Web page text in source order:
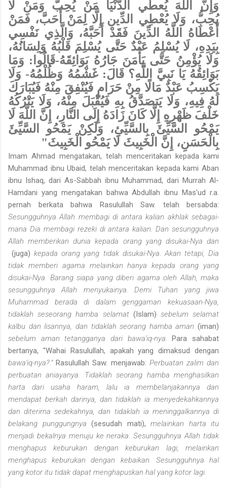
وَإِنَّ اللَّهَ يُعطي الدُّنْيَا مَنْ يُحِبّ وَمَنْ لَا
يُحِبُّ، وَلَا يُعْطِي الدِّين إِلَّا لِمَنْ أَحَبَّ، فَمَنْ
أَعْطَاهُ اللَّهُ الدِّينَ فَقَدْ أَحَبَّهُ، وَالَّذِي نَفْسِي
بِيَدِهِ، لَا يُسْلِمُ عَبْدٌ حَتَّى يُسْلِمَ قَلْبُهُ وَلِسَانُهُ،
وَلَا يُؤْمِنُ حَتَّى يَأْمَنَ جَارُهُ بَوَائِقَهُ-قَالُوا: وَمَا
بَوَائِقُهُ يَا نَبِيَّ اللَّهِ؟ قَالَ: غَشْمُهُ وَظُلْمُهُ- وَلَا
يَكْسِبُ عَبْدٌ مَالًا مِنْ حَرَامٍ فَيُنْفِقَ مِنْهُ فَيُبَارَكَ
لَهُ فِيهِ، وَلَا يَتصَدَّقُ بِهِ فَيُقْبَلَ مِنْهُ، وَلَا يَتْرُكُهُ
خَلْفَ ظَهْرِهِ إِلَّا كَانَ زَادَهُ إِلَى النَّارِ، إِنَّ اللَّهَ لَا
يَمْحُو السَّيِّئَ بِالسَّيِّئِ، وَلَكِنْ يَمْحُو السَّيِّئَ
بِالْحَسَنِ، إِنَّ الْخَبِيثَ لَا يَمْحُو الْخَبِيثَ"
Imam Ahmad mengatakan, telah menceritakan kepada kami
Muhammad ibnu Ubaid, telah menceritakan kepada kami Aban
ibnu Ishaq, dari As-Sabbah ibnu Muhammad, dari Murrah Al-
Hamdani yang mengatakan bahwa Abdullah ibnu Mas'ud r.a.
pernah berkata bahwa Rasulullah Saw. telah bersabda:
Sesungguhnya Allah membagi di antara kalian akhlak sebagai­
mana Dia membagi rezeki di antara kalian. Dan sesungguhnya
Allah memberikan dunia kepada orang yang disukai-Nya dan
(juga)kepada orang yang tidak disukai-Nya. Akan tetapi, Dia
tidak memberi agama melainkan hanya kepada orang yang
disukai-Nya. Barang siapa yang diberi agama oleh Allah, maka
sesungguhnya Allah menyukainya. Demi Tuhan yang jiwa
Muhammad berada di dalam genggaman kekuasaan-Nya,
tidaklah seseorang hamba selamat (Islam) sebelum selamat
kalbu dan lisannya, dan tidaklah seorang hamba aman (iman)
sebelum aman tetangganya dari bawa'iq-nya.Para sahabat
bertanya, "Wahai Rasulullah, apakah yang dimaksud dengan
bawa'iq-nya?."Rasulullah Saw. menjawab: Perbuatan zalim dan
perbuatan aniayanya. Tidaklah seorang hamba menghasilkan
harta dari usaha haram, lalu ia membelanjakan­nya dan
mendapat berkah darinya, dan tidaklah ia menyedekah­kannya
dan diterima sedekahnya, dan tidaklah ia meninggal­kannya di
belakang punggungnya (sesudah mati), melainkan harta itu
menjadi bekalnya menuju ke neraka. Sesungguhnya Allah tidak
menghapus keburukan dengan keburukan lagi, melain­kan
menghapus keburukan dengan kebaikan. Sesungguhnya hal
yang kotor itu tidak dapat menghapuskan hal yang kotor lagi.